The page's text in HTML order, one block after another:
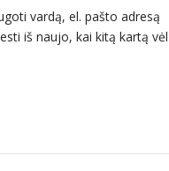
vardą, el. pašto adresą
iš naujo, kai kitą kartą vėl